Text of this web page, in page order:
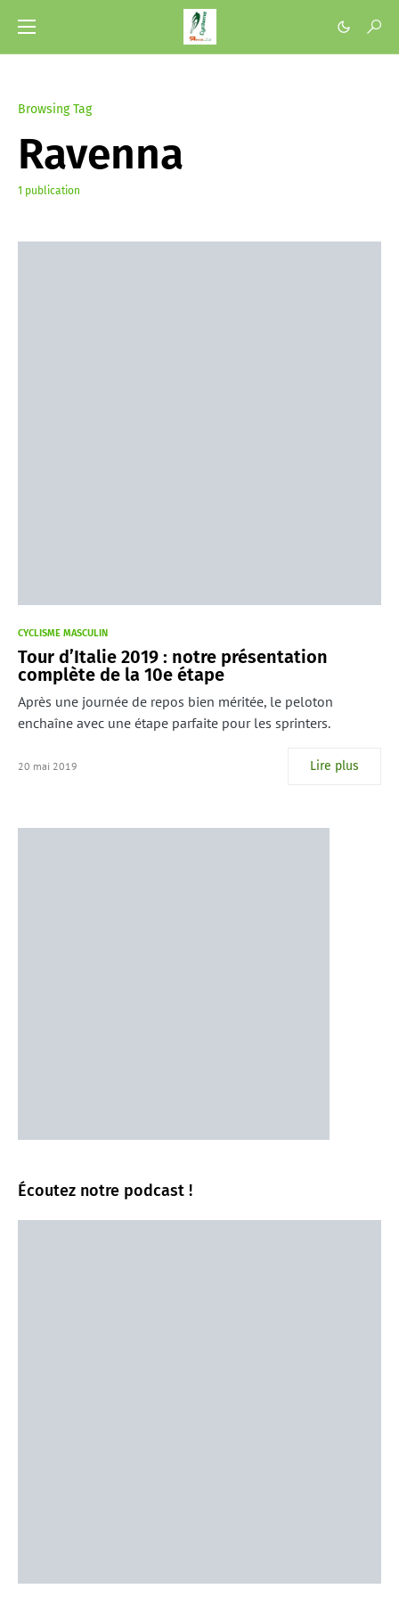
Browsing Tag
Ravenna
1 publication
CYCLISME MASCULIN
Tour d’Italie 2019 : notre présentation
complète de la 10e étape
Après une journée de repos bien méritée, le peloton
enchaîne avec une étape parfaite pour les sprinters.
20 mai 2019 Lire plus
Écoutez notre podcast !